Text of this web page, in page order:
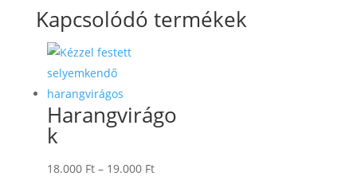
Kapcsolódó termékek
Harangvirágo
k
18.000 Ft – 19.000 FtÁrtartomány: